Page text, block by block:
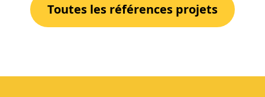
Toutes les références projets